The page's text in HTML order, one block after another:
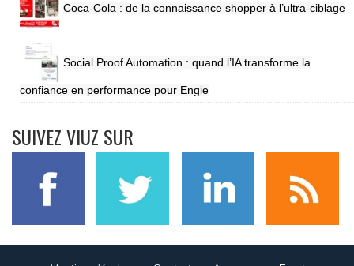
Coca-Cola : de la connaissance shopper à l’ultra-ciblage
Social Proof Automation : quand l’IA transforme la
confiance en performance pour Engie
SUIVEZ VIUZ SUR